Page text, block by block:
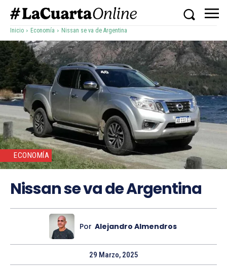
Inicio Economía Nissan se va de Argentina
ECONOMÍA
Nissan se va de Argentina
Por Alejandro Almendros
29 Marzo, 2025